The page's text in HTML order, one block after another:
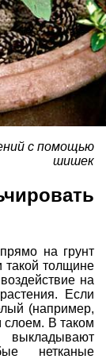
с помощью
шишек
на грунт
толщине
на
Если
(например,
слоем. В таком
нетканые